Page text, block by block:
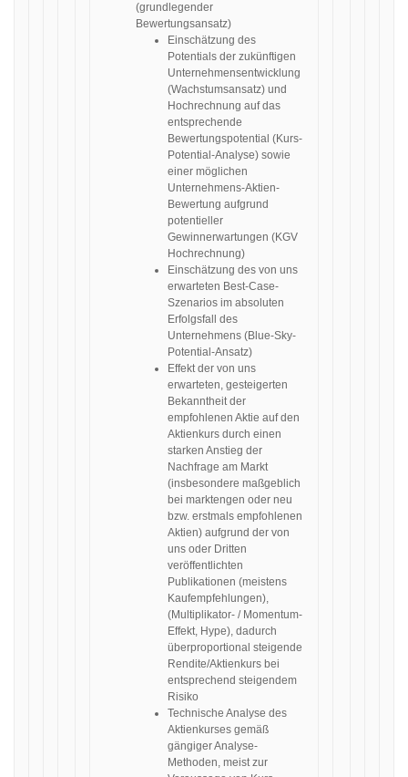
(grundlegender
Bewertungsansatz)
Einschätzung des
Potentials der zukünftigen
Unternehmensentwicklung
(Wachstumsansatz) und
Hochrechnung auf das
entsprechende
Bewertungspotential (Kurs-
Potential-Analyse) sowie
einer möglichen
Unternehmens-Aktien-
Bewertung aufgrund
potentieller
Gewinnerwartungen (KGV
Hochrechnung)
Einschätzung des von uns
erwarteten Best-Case-
Szenarios im absoluten
Erfolgsfall des
Unternehmens (Blue-Sky-
Potential-Ansatz)
Effekt der von uns
erwarteten, gesteigerten
Bekanntheit der
empfohlenen Aktie auf den
Aktienkurs durch einen
starken Anstieg der
Nachfrage am Markt
(insbesondere maßgeblich
bei marktengen oder neu
bzw. erstmals empfohlenen
Aktien) aufgrund der von
uns oder Dritten
veröffentlichten
Publikationen (meistens
Kaufempfehlungen),
(Multiplikator- / Momentum-
Effekt, Hype), dadurch
überproportional steigende
Rendite/Aktienkurs bei
entsprechend steigendem
Risiko
Technische Analyse des
Aktienkurses gemäß
gängiger Analyse-
Methoden, meist zur